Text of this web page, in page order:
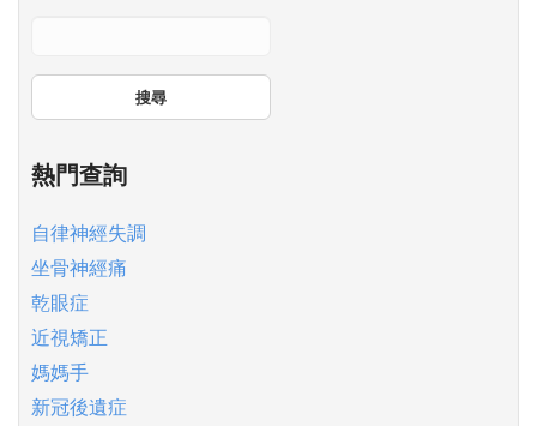
搜尋
熱門查詢
自律神經失調
坐骨神經痛
乾眼症
近視矯正
媽媽手
新冠後遺症